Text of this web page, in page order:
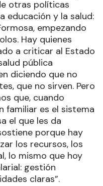
otras políticas
educación y la salud:
empezando
Hay quienes
a criticar al Estado
pública
diciendo que no
que no sirven. Pero
que, cuando
familiar es el sistema
el que les da
porque hay
los recursos, los
lo mismo que hoy
gestión
claras”.